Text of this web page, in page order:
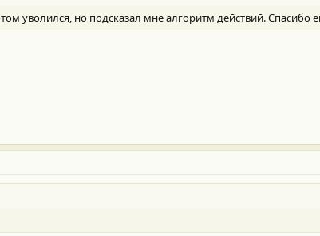
уволился, но подсказал мне алгоритм действий. Спасибо